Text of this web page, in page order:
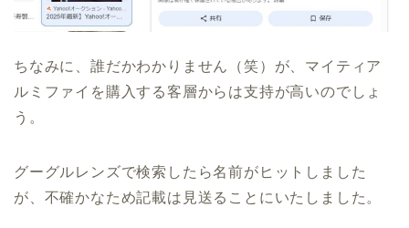
ちなみに、誰だかわかりません（笑）が、マイティア
ルミファイを購入する客層からは支持が高いのでしょ
う。
グーグルレンズで検索したら名前がヒットしました
が、不確かなため記載は見送ることにいたしました。